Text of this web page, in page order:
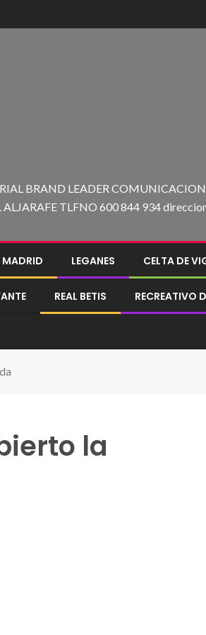
BRAND LEADER
TLFNO 600 844 934
LEGANES CELTA DE
REAL BETIS RECREATIVO
la